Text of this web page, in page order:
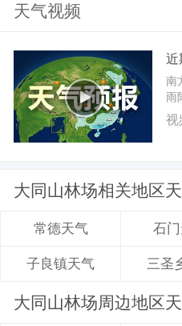
天气视频
近
南
雨
视
大同山林场相关地区
常德天气 石
子良镇天气 三圣
大同山林场周边地区